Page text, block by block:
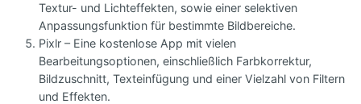
Textur- und Lichteffekten, sowie einer selektiven
Anpassungsfunktion für bestimmte Bildbereiche.
Pixlr – Eine kostenlose App mit vielen
Bearbeitungsoptionen, einschließlich Farbkorrektur,
Bildzuschnitt, Texteinfügung und einer Vielzahl von Filtern
und Effekten.